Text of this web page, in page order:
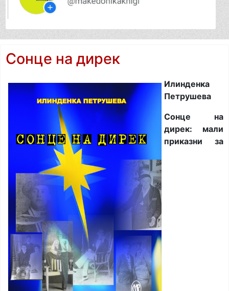
Сонце на дирек
Илинденка
Петрушева
Сонце на
дирек: мали
приказни за